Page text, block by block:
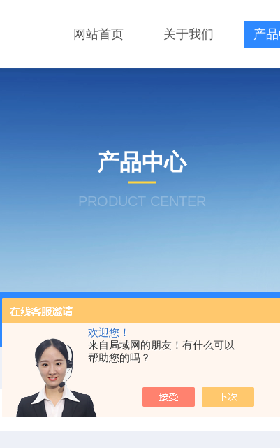
欢迎您！
来自局域网的朋友！有什么可以
帮助您的吗？
网站首页 关于我们 产
产品中心
PRODUCT CENTER